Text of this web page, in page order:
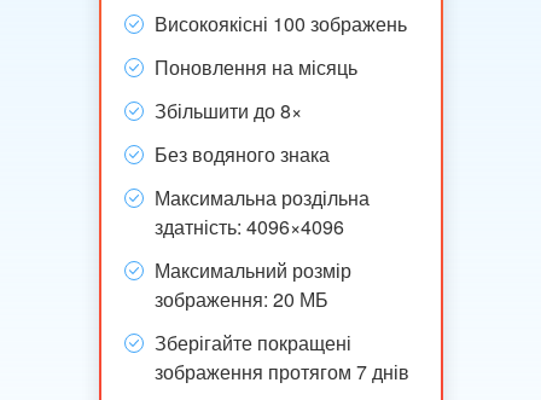
Високоякісні 100 зображень
Поновлення на місяць
Збільшити до 8×
Без водяного знака
Максимальна роздільна
здатність: 4096×4096
Максимальний розмір
зображення: 20 МБ
Зберігайте покращені
зображення протягом 7 днів